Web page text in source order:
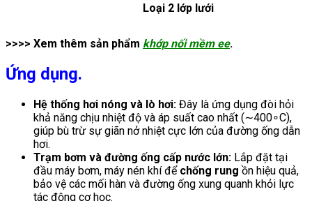
Loại 2 lớp lưới
>>>> Xem thêm sản phẩm khớp nối mềm ee.
Ứng dụng.
Hệ thống hơi nóng và lò hơi: Đây là ứng dụng đòi hỏi
khả năng chịu nhiệt độ và áp suất cao nhất (∼400∘C),
giúp bù trừ sự giãn nở nhiệt cực lớn của đường ống dẫn
hơi.
Trạm bơm và đường ống cấp nước lớn: Lắp đặt tại
đầu máy bơm, máy nén khí để chống rung ồn hiệu quả,
bảo vệ các mối hàn và đường ống xung quanh khỏi lực
tác động cơ học.